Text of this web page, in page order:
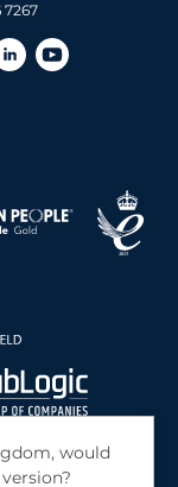
7267
Systems Ltd.
would